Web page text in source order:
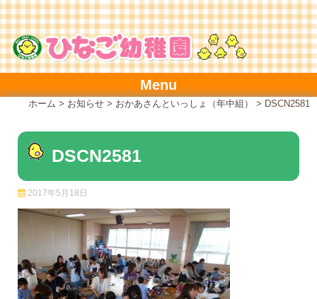
Skip
to
content
Menu
ホーム > お知らせ > おかあさんといっしょ（年中組） > DSCN2581
DSCN2581
2017年5月18日